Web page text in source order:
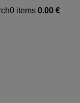
0 items 0.00€